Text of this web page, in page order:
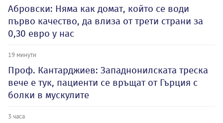
Абровски: Няма как домат, който се води
първо качество, да влиза от трети страни за
0,30 евро у нас
19 минути
Проф. Кантарджиев: Западнонилската треска
вече е тук, пациенти се връщат от Гърция с
болки в мускулите
3 часа